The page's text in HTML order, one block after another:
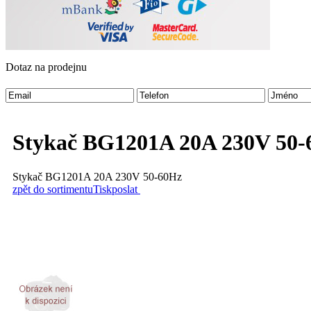
Dotaz na prodejnu
Stykač BG1201A 20A 230V
Stykač BG1201A 20A 230V 50-60Hz
zpět do sortimentuTiskposlat